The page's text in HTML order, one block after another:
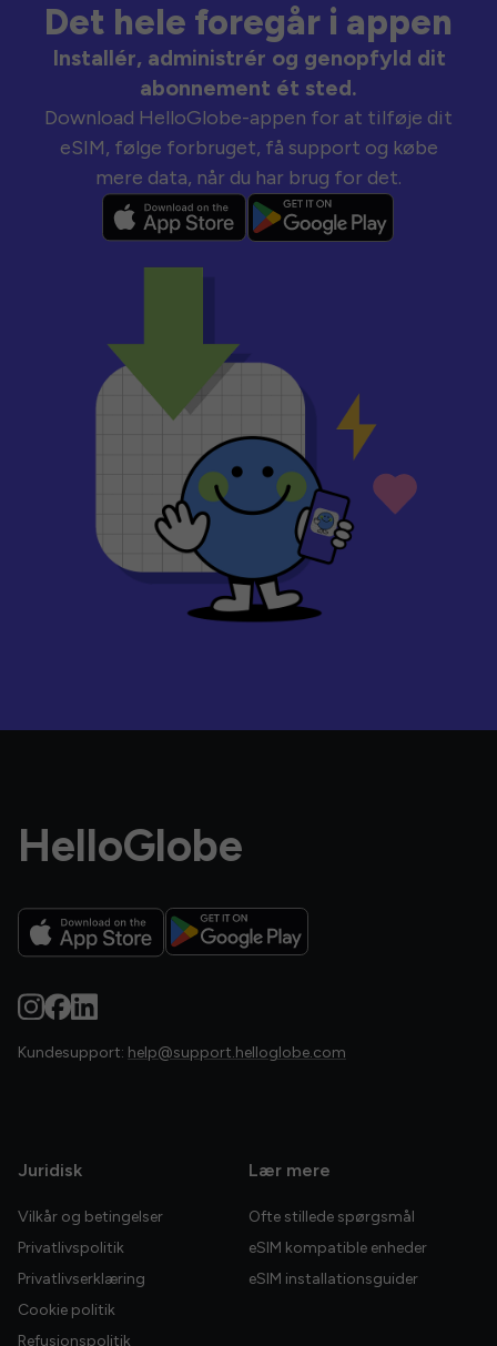
Det hele foregår i appen
Installér, administrér og genopfyld dit
abonnement ét sted.
Download HelloGlobe-appen for at tilføje dit
eSIM, følge forbruget, få support og købe
mere data, når du har brug for det.
HelloGlobe
Kundesupport: help@support.helloglobe.com
Juridisk
Vilkår og betingelser
Privatlivspolitik
Privatlivserklæring
Cookie politik
Refusionspolitik
Lær mere
Ofte stillede spørgsmål
eSIM kompatible enheder
eSIM installationsguider